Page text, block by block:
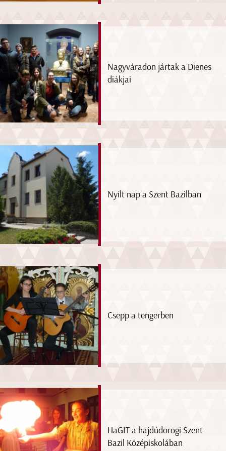
Nagyváradon jártak a Dienes
diákjai
Nyílt nap a Szent Bazilban
Csepp a tengerben
HaGIT a hajdúdorogi Szent
Bazil Középiskolában